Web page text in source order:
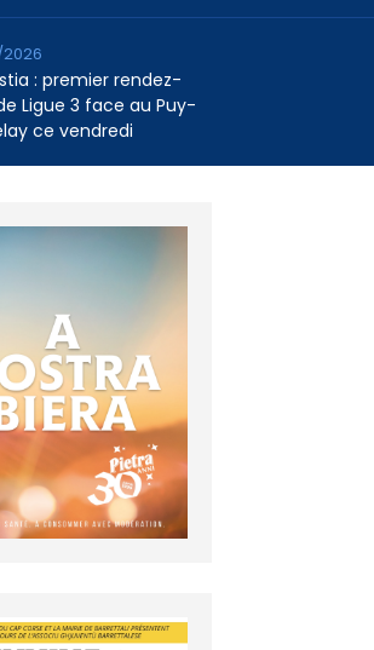
: premier rendez-
Ligue 3 face au Puy-
ce vendredi